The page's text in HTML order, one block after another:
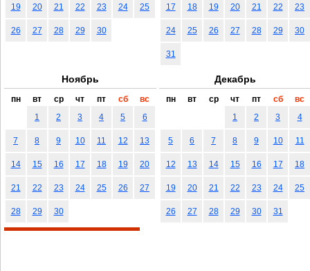
19 20 21 22 23 24 25
26 27 28 29 30
17 18 19 20 21 22 23
24 25 26 27 28 29 30
31
Ноябрь
пн вт ср чт пт сб
вс
1
2 3 4 5 6
7 8 9 10 11 12 13
14 15 16 17 18 19 20
21 22 23 24 25 26 27
28 29 30
Декабрь
пн вт ср чт пт сб
вс
1
2 3 4
5 6 7 8 9 10 11
12 13 14 15 16 17 18
19 20 21 22 23 24 25
26 27 28 29 30 31